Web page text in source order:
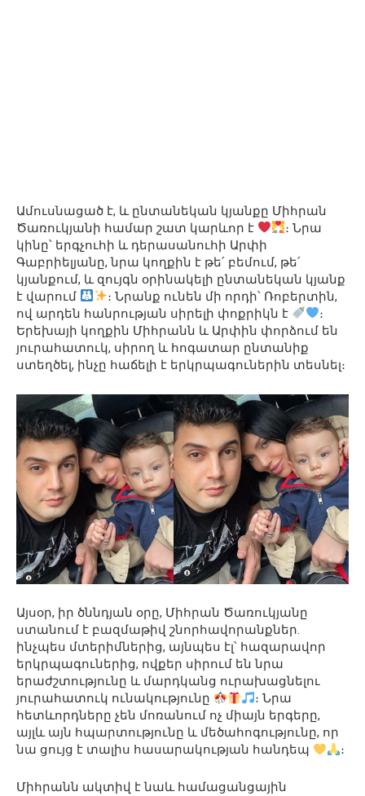
Ամուսնացած է, և ընտանեկան կյանքը Միհրան
Ծառուկյանի համար շատ կարևոր է
։ Նրա
կինը՝ երգչուհի և դերասանուհի Արփի
Գաբրիելյանը, նրա կողքին է թե՛ բեմում, թե՛
կյանքում, և զույգն օրինակելի ընտանեկան կյանք
է վարում
։ Նրանք ունեն մի որդի՝ Ռոբերտին,
ով արդեն հանրության սիրելի փոքրիկն է
։
Երեխայի կողքին Միհրանն և Արփին փորձում են
յուրահատուկ, սիրող և հոգատար ընտանիք
ստեղծել, ինչը հաճելի է երկրպագուներին տեսնել։
Այսօր, իր ծննդյան օրը, Միհրան Ծառուկյանը
ստանում է բազմաթիվ շնորհավորանքներ.
ինչպես մտերիմներից, այնպես էլ՝ հազարավոր
երկրպագուներից, ովքեր սիրում են նրա
երաժշտությունը և մարդկանց ուրախացնելու
յուրահատուկ ունակությունը
։ Նրա
հետևորդները չեն մոռանում ոչ միայն երգերը,
այլև այն հպարտությունը և մեծահոգությունը, որ
նա ցույց է տալիս հասարակության հանդեպ
։
Միհրանն ակտիվ է նաև համացանցային